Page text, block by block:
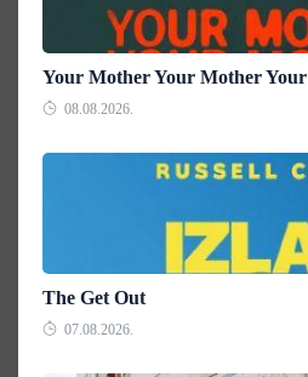
Your Mother Your Mother
08.08.2026.
The Get Out
07.08.2026.